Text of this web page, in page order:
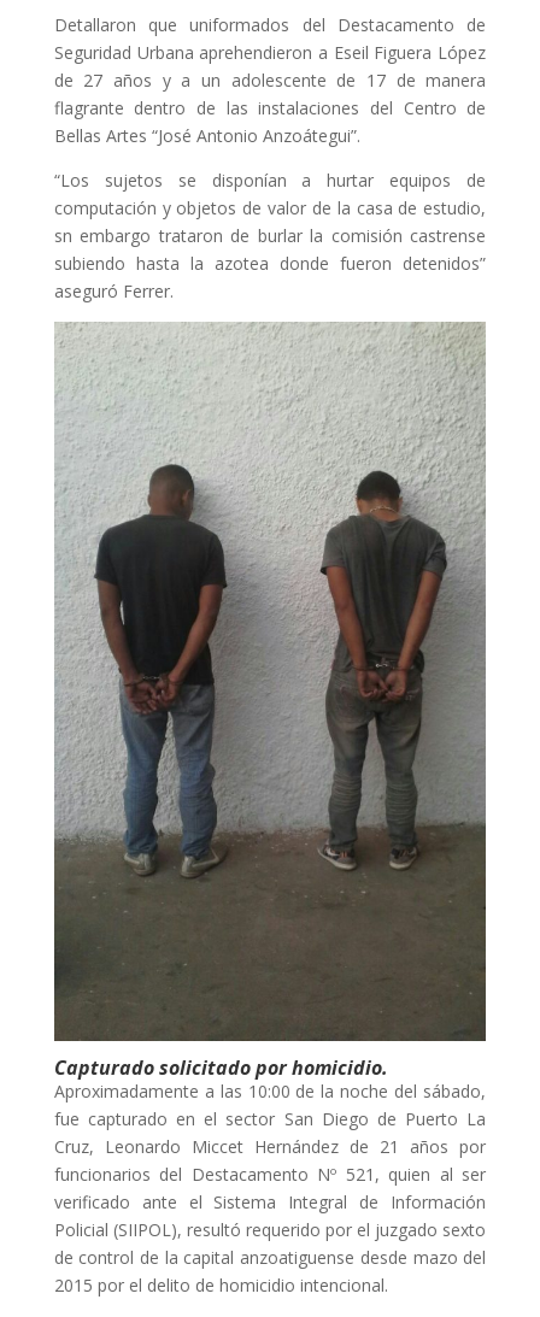
Detallaron que uniformados del Destacamento de
Seguridad Urbana aprehendieron a Eseil Figuera López
de 27 años y a un adolescente de 17 de manera
flagrante dentro de las instalaciones del Centro de
Bellas Artes “José Antonio Anzoátegui”.
“Los sujetos se disponían a hurtar equipos de
computación y objetos de valor de la casa de estudio,
sn embargo trataron de burlar la comisión castrense
subiendo hasta la azotea donde fueron detenidos”
aseguró Ferrer.
Capturado solicitado por homicidio.
Aproximadamente a las 10:00 de la noche del sábado,
fue capturado en el sector San Diego de Puerto La
Cruz, Leonardo Miccet Hernández de 21 años por
funcionarios del Destacamento Nº 521, quien al ser
verificado ante el Sistema Integral de Información
Policial (SIIPOL), resultó requerido por el juzgado sexto
de control de la capital anzoatiguense desde mazo del
2015 por el delito de homicidio intencional.